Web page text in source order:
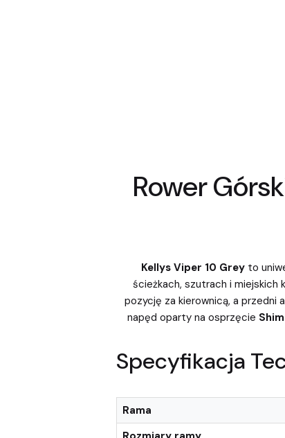
Rower
Kellys Viper 10 Grey to
ścieżkach, szutrach i miejskich
pozycję za kierownicą, a przedni
napęd oparty na osprzęcie
Specyfikacja
Rama